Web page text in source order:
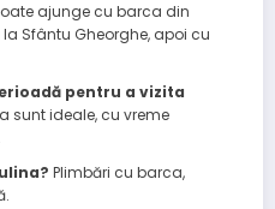
ajunge cu barca din
Sfântu Gheorghe, apoi cu
pentru a vizita
sunt ideale, cu vreme
Plimbări cu barca,